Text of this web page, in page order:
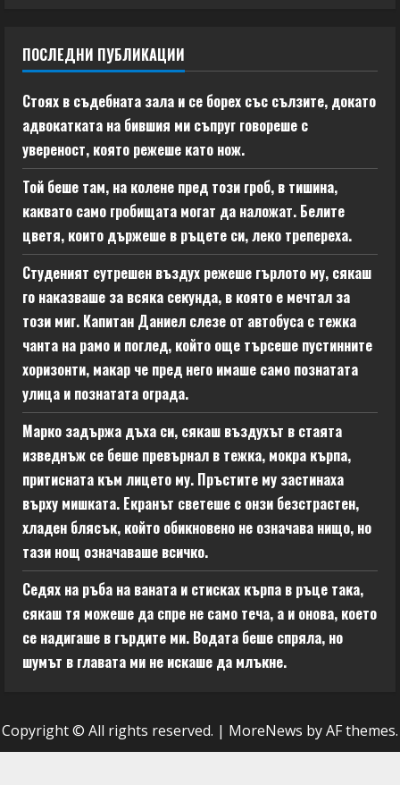
ПОСЛЕДНИ ПУБЛИКАЦИИ
Стоях в съдебната зала и се борех със сълзите, докато
адвокатката на бившия ми съпруг говореше с
увереност, която режеше като нож.
Той беше там, на колене пред този гроб, в тишина,
каквато само гробищата могат да наложат. Белите
цветя, които държеше в ръцете си, леко трепереха.
Студеният сутрешен въздух режеше гърлото му, сякаш
го наказваше за всяка секунда, в която е мечтал за
този миг. Капитан Даниел слезе от автобуса с тежка
чанта на рамо и поглед, който още търсеше пустинните
хоризонти, макар че пред него имаше само познатата
улица и познатата ограда.
Марко задържа дъха си, сякаш въздухът в стаята
изведнъж се беше превърнал в тежка, мокра кърпа,
притисната към лицето му. Пръстите му застинаха
върху мишката. Екранът светеше с онзи безстрастен,
хладен блясък, който обикновено не означава нищо, но
тази нощ означаваше всичко.
Седях на ръба на ваната и стисках кърпа в ръце така,
сякаш тя можеше да спре не само теча, а и онова, което
се надигаше в гърдите ми. Водата беше спряла, но
шумът в главата ми не искаше да млъкне.
Copyright © All rights reserved. | MoreNews by AF themes.